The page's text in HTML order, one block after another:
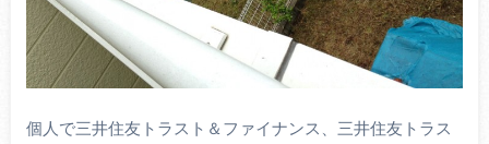
個人で三井住友トラスト＆ファイナンス、三井住友トラス